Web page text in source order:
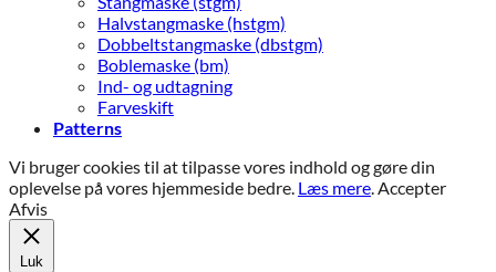
Halvstangmaske (hstgm)
Dobbeltstangmaske (dbstgm)
Boblemaske (bm)
Ind- og udtagning
Farveskift
Patterns
Vi bruger cookies til at tilpasse vores indhold og gøre din
oplevelse på vores hjemmeside bedre. Læs mere.Accepter
Afvis
Luk